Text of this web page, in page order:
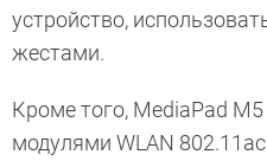
устройство,
жестами.
Кроме того, MediaPad
модулями WLAN